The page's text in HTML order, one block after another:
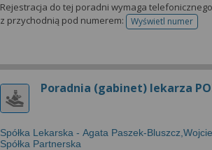
Rejestracja do tej poradni wymaga
z przychodnią pod numerem:
Wyświetl numer
telefonu do
Poradnia (gabinet) lekarza
Spółka Lekarska - Agata Paszek-
Spółka Partnerska